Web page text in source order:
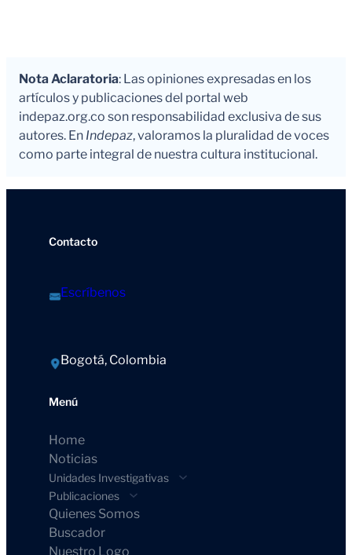
Nota Aclaratoria: Las opiniones expresadas en los
artículos y publicaciones del portal web
indepaz.org.co son responsabilidad exclusiva de sus
autores. En Indepaz, valoramos la pluralidad de voces
como parte integral de nuestra cultura institucional.
Contacto
Escríbenos
Bogotá, Colombia
Menú
Home
Noticias
Unidades Investigativas
Publicaciones
Quienes Somos
Buscador
Nuestro Logo